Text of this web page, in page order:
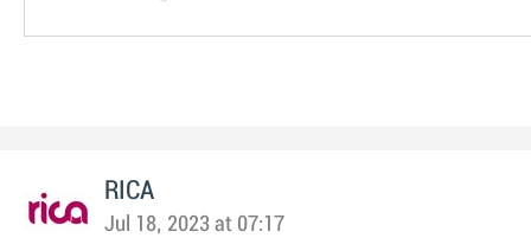
RICA
Jul 18, 2023 at 07:17